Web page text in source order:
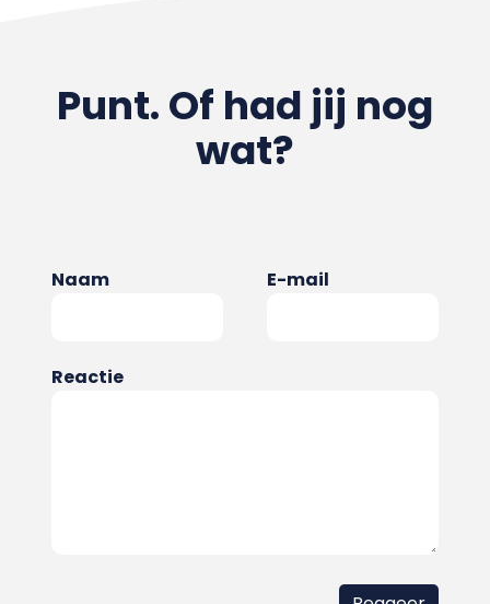
Punt. Of had jij nog
wat?
Naam E-mail
Reactie